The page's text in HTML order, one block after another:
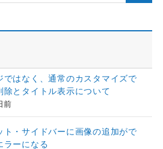
ではなく、通常のカスタマイズで
除とタイトル表示について
前
ト・サイドバーに画像の追加がで
ラーになる